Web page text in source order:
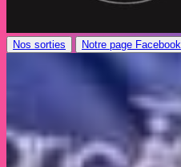
Nos sorties Notre page Facebook